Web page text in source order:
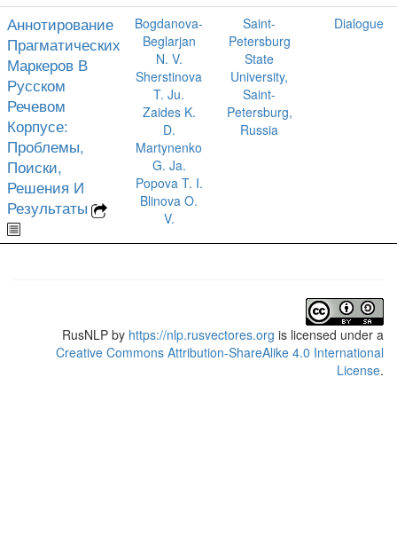
Аннотирование
Прагматических
Маркеров В
Русском
Речевом
Корпусе:
Проблемы,
Поиски,
Решения И
Результаты
Bogdanova-
Beglarjan
N. V.
Sherstinova
T. Ju.
Zaides K.
D.
Martynenko
G. Ja.
Popova T. I.
Blinova O.
V.
Saint-
Petersburg
State
University,
Saint-
Petersburg,
Russia
Dialogue
RusNLP by https://nlp.rusvectores.org is licensed under a
Creative Commons Attribution-ShareAlike 4.0 International
License.